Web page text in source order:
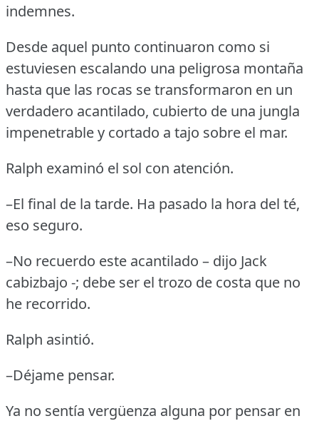
indemnes.
Desde aquel punto continuaron como si
estuviesen escalando una peligrosa montaña
hasta que las rocas se transformaron en un
verdadero acantilado, cubierto de una jungla
impenetrable y cortado a tajo sobre el mar.
Ralph examinó el sol con atención.
–El final de la tarde. Ha pasado la hora del té,
eso seguro.
–No recuerdo este acantilado – dijo Jack
cabizbajo -; debe ser el trozo de costa que no
he recorrido.
Ralph asintió.
–Déjame pensar.
Ya no sentía vergüenza alguna por pensar en